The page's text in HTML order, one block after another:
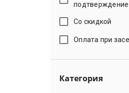
подтверждение
Со скидкой
Оплата при
Категория